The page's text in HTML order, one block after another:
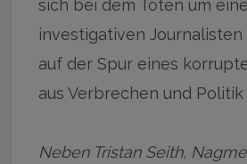
sich bei dem Toten um
investigativen
auf der Spur eines
aus Verbrechen und Politik
Neben Tristan Seith,